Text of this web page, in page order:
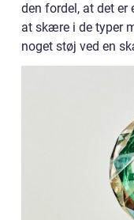
den fordel, at det er
at skære i de typer
noget støj ved en